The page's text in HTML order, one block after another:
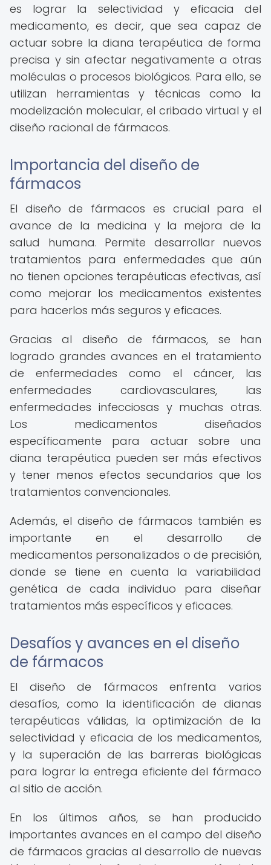
es lograr la selectividad y eficacia del
medicamento, es decir, que sea capaz de
actuar sobre la diana terapéutica de forma
precisa y sin afectar negativamente a otras
moléculas o procesos biológicos. Para ello, se
utilizan herramientas y técnicas como la
modelización molecular, el cribado virtual y el
diseño racional de fármacos.
Importancia del diseño de
fármacos
El diseño de fármacos es crucial para el
avance de la medicina y la mejora de la
salud humana. Permite desarrollar nuevos
tratamientos para enfermedades que aún
no tienen opciones terapéuticas efectivas, así
como mejorar los medicamentos existentes
para hacerlos más seguros y eficaces.
Gracias al diseño de fármacos, se han
logrado grandes avances en el tratamiento
de enfermedades como el cáncer, las
enfermedades cardiovasculares, las
enfermedades infecciosas y muchas otras.
Los medicamentos diseñados
específicamente para actuar sobre una
diana terapéutica pueden ser más efectivos
y tener menos efectos secundarios que los
tratamientos convencionales.
Además, el diseño de fármacos también es
importante en el desarrollo de
medicamentos personalizados o de precisión,
donde se tiene en cuenta la variabilidad
genética de cada individuo para diseñar
tratamientos más específicos y eficaces.
Desafíos y avances en el diseño
de fármacos
El diseño de fármacos enfrenta varios
desafíos, como la identificación de dianas
terapéuticas válidas, la optimización de la
selectividad y eficacia de los medicamentos,
y la superación de las barreras biológicas
para lograr la entrega eficiente del fármaco
al sitio de acción.
En los últimos años, se han producido
importantes avances en el campo del diseño
de fármacos gracias al desarrollo de nuevas